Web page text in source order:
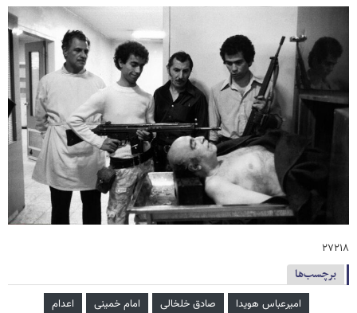
۲۷۲۱۸
برچسب‌ها
امیرعباس هویدا صادق خلخالی امام خمینی اعدام